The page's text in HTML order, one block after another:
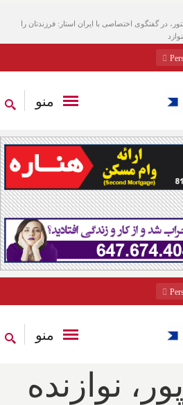
در گفتگوی اختصاصی با ایران استار: فرزندتان را
منو
منو
نوازنده